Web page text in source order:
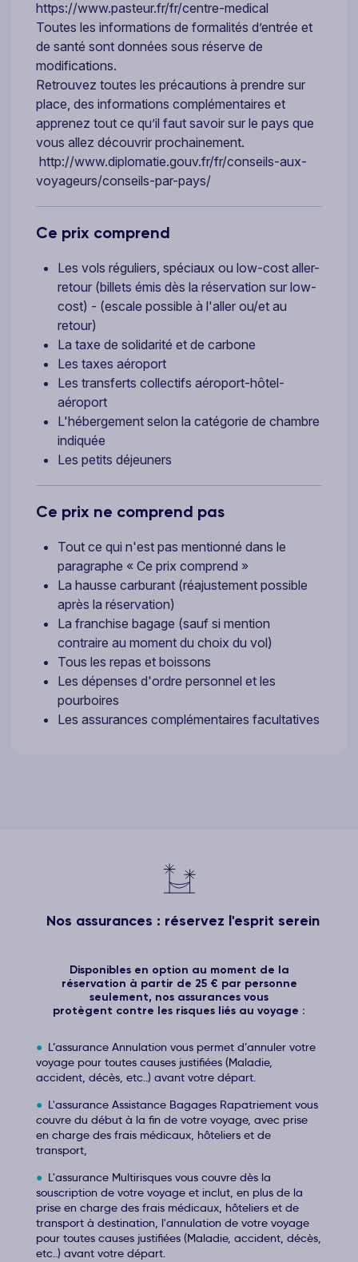
https://www.pasteur.fr/fr/centre-medical
Toutes les informations de formalités d’entrée et
de santé sont données sous réserve de
modifications.
Retrouvez toutes les précautions à prendre sur
place, des informations complémentaires et
apprenez tout ce qu’il faut savoir sur le pays que
vous allez découvrir prochainement.
http://www.diplomatie.gouv.fr/fr/conseils-aux-
voyageurs/conseils-par-pays/
Ce prix comprend
Les vols réguliers, spéciaux ou low-cost aller-
retour (billets émis dès la réservation sur low-
cost) - (escale possible à l'aller ou/et au
retour)
La taxe de solidarité et de carbone
Les taxes aéroport
Les transferts collectifs aéroport-hôtel-
aéroport
L'hébergement selon la catégorie de chambre
indiquée
Les petits déjeuners
Ce prix ne comprend pas
Tout ce qui n'est pas mentionné dans le
paragraphe « Ce prix comprend »
La hausse carburant (réajustement possible
après la réservation)
La franchise bagage (sauf si mention
contraire au moment du choix du vol)
Tous les repas et boissons
Les dépenses d'ordre personnel et les
pourboires
Les assurances complémentaires facultatives
Nos assurances : réservez l'esprit serein
Disponibles en option au moment de la
réservation à partir de 25 € par personne
seulement, nos assurances vous
protègent contre les risques liés au voyage :
L’assurance Annulation vous permet d’annuler votre
voyage pour toutes causes justifiées (Maladie,
accident, décès, etc..) avant votre départ.
L'assurance Assistance Bagages Rapatriement vous
couvre du début à la fin de votre voyage, avec prise
en charge des frais médicaux, hôteliers et de
transport,
L'assurance Multirisques vous couvre dès la
souscription de votre voyage et inclut, en plus de la
prise en charge des frais médicaux, hôteliers et de
transport à destination, l'annulation de votre voyage
pour toutes causes justifiées (Maladie, accident, décès,
etc..) avant votre départ.